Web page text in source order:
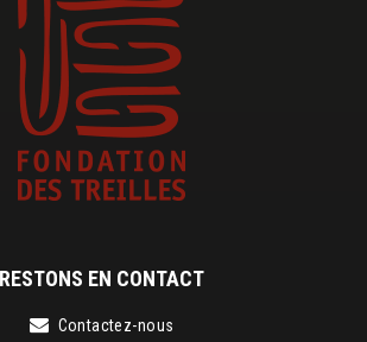
RESTONS EN CONTACT
Contactez-nous